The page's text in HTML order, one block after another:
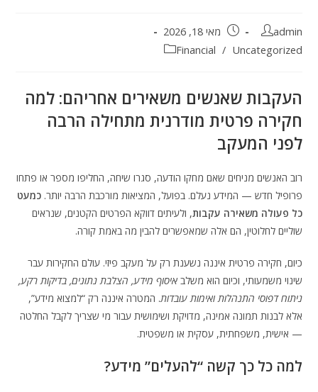
admin
מאי 18, 2026
Financial / Uncategorized
העקבות שאנשים משאירים אחריהם: למה
חקירה פרטית מודרנית מתחילה הרבה
לפני המעקב
רוב האנשים מניחים שאם מחקו הודעה, סגרו שיחה, החליפו מספר או פתחו
פרופיל חדש — המידע נעלם. בפועל, המציאות מורכבת הרבה יותר.כמעט
כל פעולה משאירה עקבות, ולעיתים דווקא הפרטים הקטנים, שנראים
שוליים לחלוטין, הם אלה שמאפשרים להבין מה באמת קורה.
כיום, חקירה פרטית איננה נשענת רק על מעקב פיזי. עולם החקירות עבר
שינוי משמעותי, וכיום הוא משלבאיסוף מידע, הצלבת נתונים, בדיקות רקע,
ניתוח דפוסי התנהלות ואימות עובדות. המטרה איננה רק “למצוא מידע”,
אלא לבנות תמונה אמינה, מדויקת ושימושית עבור מי שצריך לקבל החלטה
— אישית, משפחתית, עסקית או משפטית.
למה כל כך קשה “להעלים” מידע?